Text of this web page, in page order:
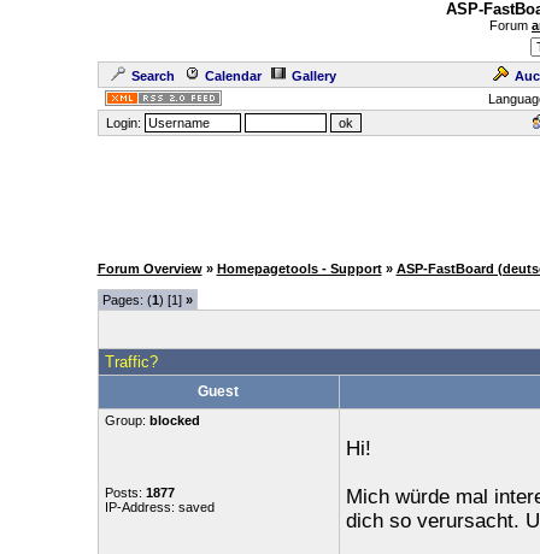
ASP-
Forum
Search Calendar Gallery
Login:
Forum Overview » Homepagetools - Support » ASP-FastBoard
Pages: (1) [1] »
Traffic?
Guest
Group: blocked
Posts: 1877
IP-Address: saved
Hi!
Mich würde mal
dich so verursacht.